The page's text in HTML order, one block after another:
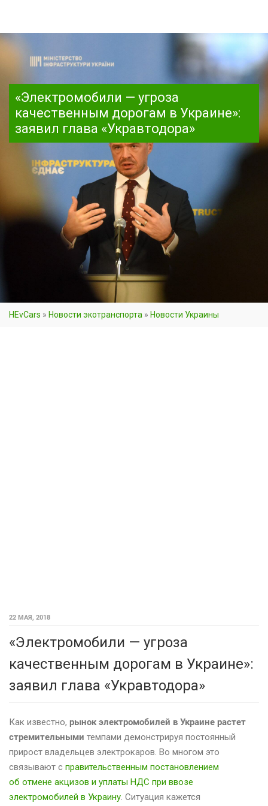
«Электромобили — угроза
качественным дорогам в Украине»:
заявил глава «Укравтодора»
HEvCars » Новости экотранспорта » Новости Украины
22 МАЯ, 2018
«Электромобили — угроза
качественным дорогам в Украине»:
заявил глава «Укравтодора»
Как известно, рынок электромобилей в Украине растет
стремительными темпами демонстрируя постоянный
прирост владельцев электрокаров. Во многом это
связывают с правительственным постановлением
об отмене акцизов и уплаты НДС при ввозе
электромобилей в Украину. Ситуация кажется